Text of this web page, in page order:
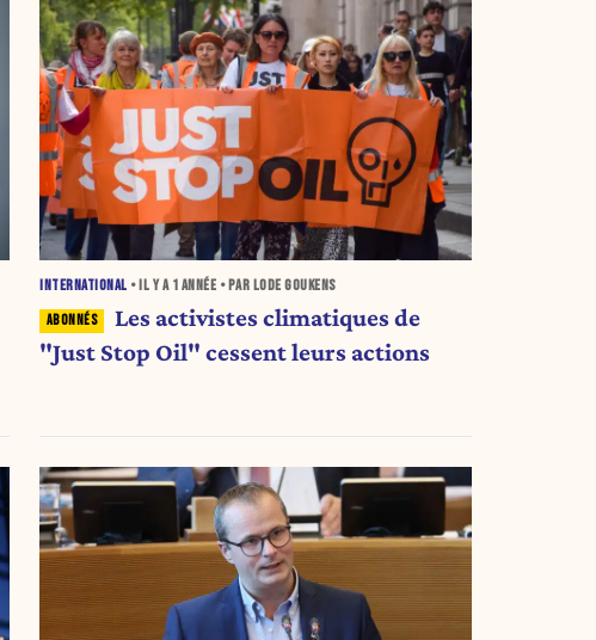
INTERNATIONAL • IL Y A 1 ANNÉE • PAR LODE GOUKENS
Les activistes climatiques de
"Just Stop Oil" cessent leurs actions